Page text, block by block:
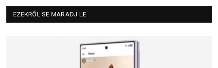
EZEKRŐL SE MARADJ LE